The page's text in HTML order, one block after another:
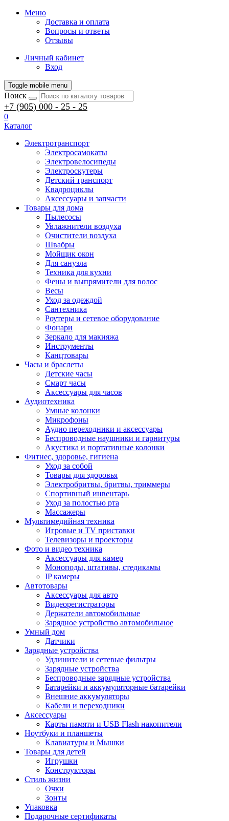
Меню
Доставка и оплата
Вопросы и ответы
Отзывы
Личный кабинет
Вход
Toggle mobile menu
Поиск
+7 (905) 000 - 25 - 25
0
Каталог
Электротранспорт
Электросамокаты
Электровелосипеды
Электроскутеры
Детский транспорт
Квадроциклы
Аксессуары и запчасти
Товары для дома
Пылесосы
Увлажнители воздуха
Очистители воздуха
Швабры
Мойщик окон
Для санузла
Техника для кухни
Фены и выпрямители для волос
Весы
Уход за одеждой
Сантехника
Роутеры и сетевое оборудование
Фонари
Зеркало для макияжа
Инструменты
Канцтовары
Часы и браслеты
Детские часы
Смарт часы
Аксессуары для часов
Аудиотехника
Умные колонки
Микрофоны
Аудио переходники и аксессуары
Беспроводные наушники и гарнитуры
Акустика и портативные колонки
Фитнес, здоровье, гигиена
Уход за собой
Товары для здоровья
Электробритвы, бритвы, триммеры
Спортивный инвентарь
Уход за полостью рта
Массажеры
Мультимедийная техника
Игровые и TV приставки
Телевизоры и проекторы
Фото и видео техника
Аксессуары для камер
Моноподы, штативы, стедикамы
IP камеры
Автотовары
Аксессуары для авто
Видеорегистраторы
Держатели автомобильные
Зарядное устройство автомобильное
Умный дом
Датчики
Зарядные устройства
Удлинители и сетевые фильтры
Зарядные устройства
Беспроводные зарядные устройства
Батарейки и аккумуляторные батарейки
Внешние аккумуляторы
Кабели и переходники
Аксессуары
Карты памяти и USB Flash накопители
Ноутбуки и планшеты
Клавиатуры и Мышки
Товары для детей
Игрушки
Конструкторы
Стиль жизни
Очки
Зонты
Упаковка
Подарочные сертификаты